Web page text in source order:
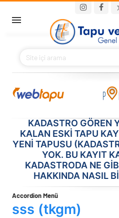
Main navigation
BAKANIMIZ
KURUMSAL
PROJELER
E-HİZMETLER
İLETIŞIM
S.S.S.
KADASTRO GÖREN
KALAN ESKI TAPU
YENI TAPUSU
YOK. BU KAYIT
KADASTRODA NE
HAKKINDA NASIL
Accordion Menü
sss (tkgm)